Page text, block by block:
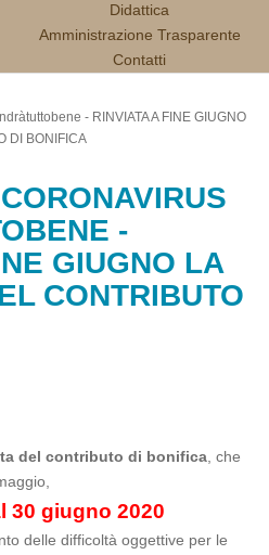
Didattica
Amministrazione Trasparente
Contatti
- RINVIATA A FINE GIUGNO
DI BONIFICA
-
GIUGNO LA
CONTRIBUTO
del contributo di bonifica , che
30 giugno 2020
delle difficoltà oggettive per le